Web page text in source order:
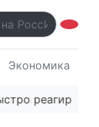
Экономика
реагировать